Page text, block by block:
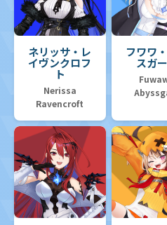
ネリッサ・レ
イヴンクロフ
ト
Nerissa
Ravencroft
フワワ
スガ